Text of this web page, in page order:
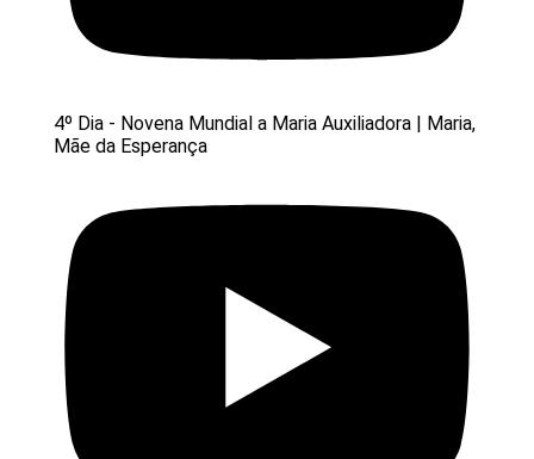
4º Dia - Novena Mundial a Maria Auxiliadora | Maria,
Mãe da Esperança